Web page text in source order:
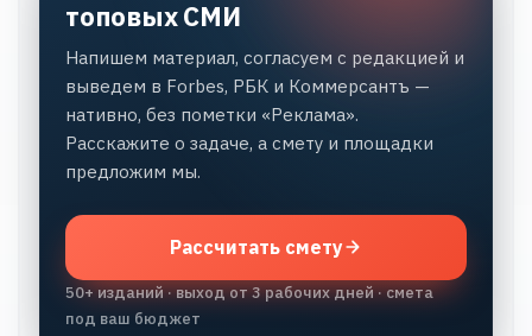
топовых СМИ
Напишем материал, согласуем с редакцией и
выведем в Forbes, РБК и Коммерсантъ —
нативно, без пометки «Реклама».
Расскажите о задаче, а смету и площадки
предложим мы.
Рассчитать смету
50+ изданий · выход от 3 рабочих дней · смета
под ваш бюджет